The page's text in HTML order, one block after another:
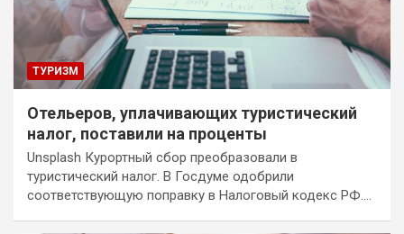
ТУРИЗМ
Отельеров, уплачивающих туристический
налог, поставили на проценты
Unsplash Курортный сбор преобразовали в
туристический налог. В Госдуме одобрили
соответствующую поправку в Налоговый кодекс РФ.…